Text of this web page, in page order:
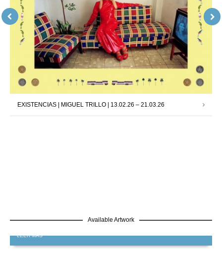
EXISTENCIAS | MIGUEL TRILLO | 13.02.26 – 21.03.26
Available Artwork
LEER MÁS